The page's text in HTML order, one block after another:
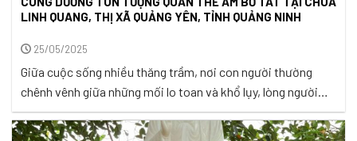
LINH QUANG, THỊ XÃ QUẢNG YÊN, TỈNH QUẢNG NINH
25/05/2025
Giữa cuộc sống nhiều thăng trầm, nơi con người thường
chênh vênh giữa những mối lo toan và khổ lụy, lòng người
luôn hướng về một ánh sáng dịu dàng, từ ái – đó là Quán Thế
Âm Bồ Tát, vị Bồ Tát của lòng bi mẫn và tâm nguyện lắng